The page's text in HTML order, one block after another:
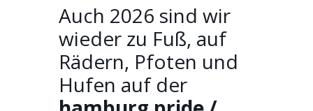
Auch 2026 sind wir
wieder zu Fuß, auf
Rädern, Pfoten und
Hufen auf der